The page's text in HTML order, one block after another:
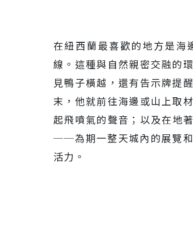
在紐西蘭最喜歡的地方是海
線。這種與自然親密交融的
見鴨子橫越，還有告示牌提
末，他就前往海邊或山上取
起飛噴氣的聲音；以及在地
──為期一整天城內的展覽
活力。